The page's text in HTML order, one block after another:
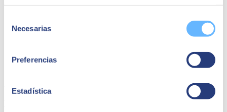
Necesarias
Preferencias
Estadística